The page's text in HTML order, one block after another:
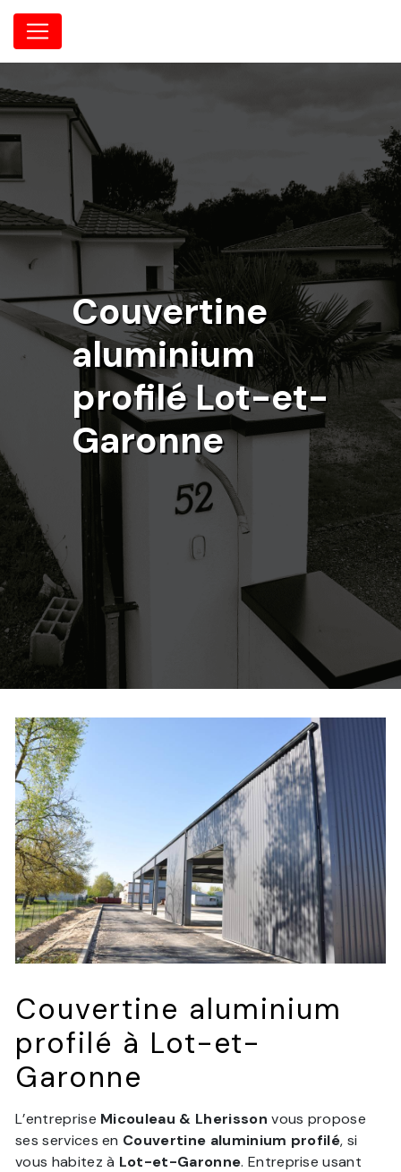
Panneau de gestion des cookies
Couvertine
aluminium
profilé Lot-et-
Garonne
Couvertine aluminium
profilé à Lot-et-
Garonne
L’entreprise Micouleau & Lherisson vous propose
ses services en Couvertine aluminium profilé, si
vous habitez à Lot-et-Garonne. Entreprise usant